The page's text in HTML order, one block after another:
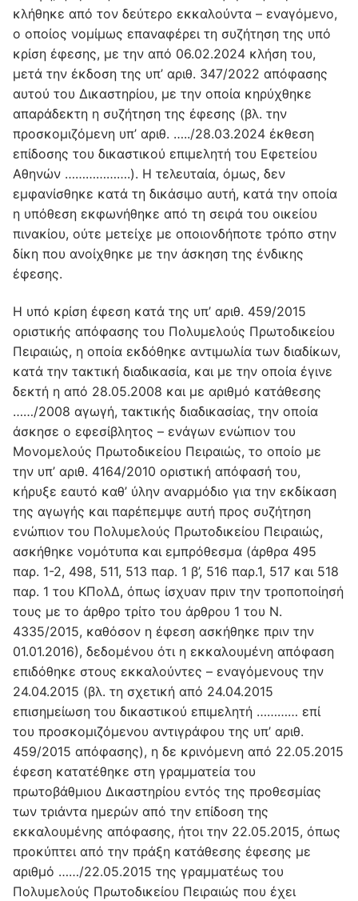
κλήθηκε από τον δεύτερο εκκαλούντα – εναγόμενο,
ο οποίος νομίμως επαναφέρει τη συζήτηση της υπό
κρίση έφεσης, με την από 06.02.2024 κλήση του,
μετά την έκδοση της υπ’ αριθ. 347/2022 απόφασης
αυτού του Δικαστηρίου, με την οποία κηρύχθηκε
απαράδεκτη η συζήτηση της έφεσης (βλ. την
προσκομιζόμενη υπ’ αριθ. …../28.03.2024 έκθεση
επίδοσης του δικαστικού επιμελητή του Εφετείου
Αθηνών ……………….). Η τελευταία, όμως, δεν
εμφανίσθηκε κατά τη δικάσιμο αυτή, κατά την οποία
η υπόθεση εκφωνήθηκε από τη σειρά του οικείου
πινακίου, ούτε μετείχε με οποιονδήποτε τρόπο στην
δίκη που ανοίχθηκε με την άσκηση της ένδικης
έφεσης.
Η υπό κρίση έφεση κατά της υπ’ αριθ. 459/2015
οριστικής απόφασης του Πολυμελούς Πρωτοδικείου
Πειραιώς, η οποία εκδόθηκε αντιμωλία των διαδίκων,
κατά την τακτική διαδικασία, και με την οποία έγινε
δεκτή η από 28.05.2008 και με αριθμό κατάθεσης
……/2008 αγωγή, τακτικής διαδικασίας, την οποία
άσκησε ο εφεσίβλητος – ενάγων ενώπιον του
Μονομελούς Πρωτοδικείου Πειραιώς, το οποίο με
την υπ’ αριθ. 4164/2010 οριστική απόφασή του,
κήρυξε εαυτό καθ’ ύλην αναρμόδιο για την εκδίκαση
της αγωγής και παρέπεμψε αυτή προς συζήτηση
ενώπιον του Πολυμελούς Πρωτοδικείου Πειραιώς,
ασκήθηκε νομότυπα και εμπρόθεσμα (άρθρα 495
παρ. 1-2, 498, 511, 513 παρ. 1 β’, 516 παρ.1, 517 και 518
παρ. 1 του ΚΠολΔ, όπως ίσχυαν πριν την τροποποίησή
τους με το άρθρο τρίτο του άρθρου 1 του Ν.
4335/2015, καθόσον η έφεση ασκήθηκε πριν την
01.01.2016), δεδομένου ότι η εκκαλουμένη απόφαση
επιδόθηκε στους εκκαλούντες – εναγόμενους την
24.04.2015 (βλ. τη σχετική από 24.04.2015
επισημείωση του δικαστικού επιμελητή ………… επί
του προσκομιζόμενου αντιγράφου της υπ’ αριθ.
459/2015 απόφασης), η δε κρινόμενη από 22.05.2015
έφεση κατατέθηκε στη γραμματεία του
πρωτοβάθμιου Δικαστηρίου εντός της προθεσμίας
των τριάντα ημερών από την επίδοση της
εκκαλουμένης απόφασης, ήτοι την 22.05.2015, όπως
προκύπτει από την πράξη κατάθεσης έφεσης με
αριθμό ……/22.05.2015 της γραμματέως του
Πολυμελούς Πρωτοδικείου Πειραιώς που έχει